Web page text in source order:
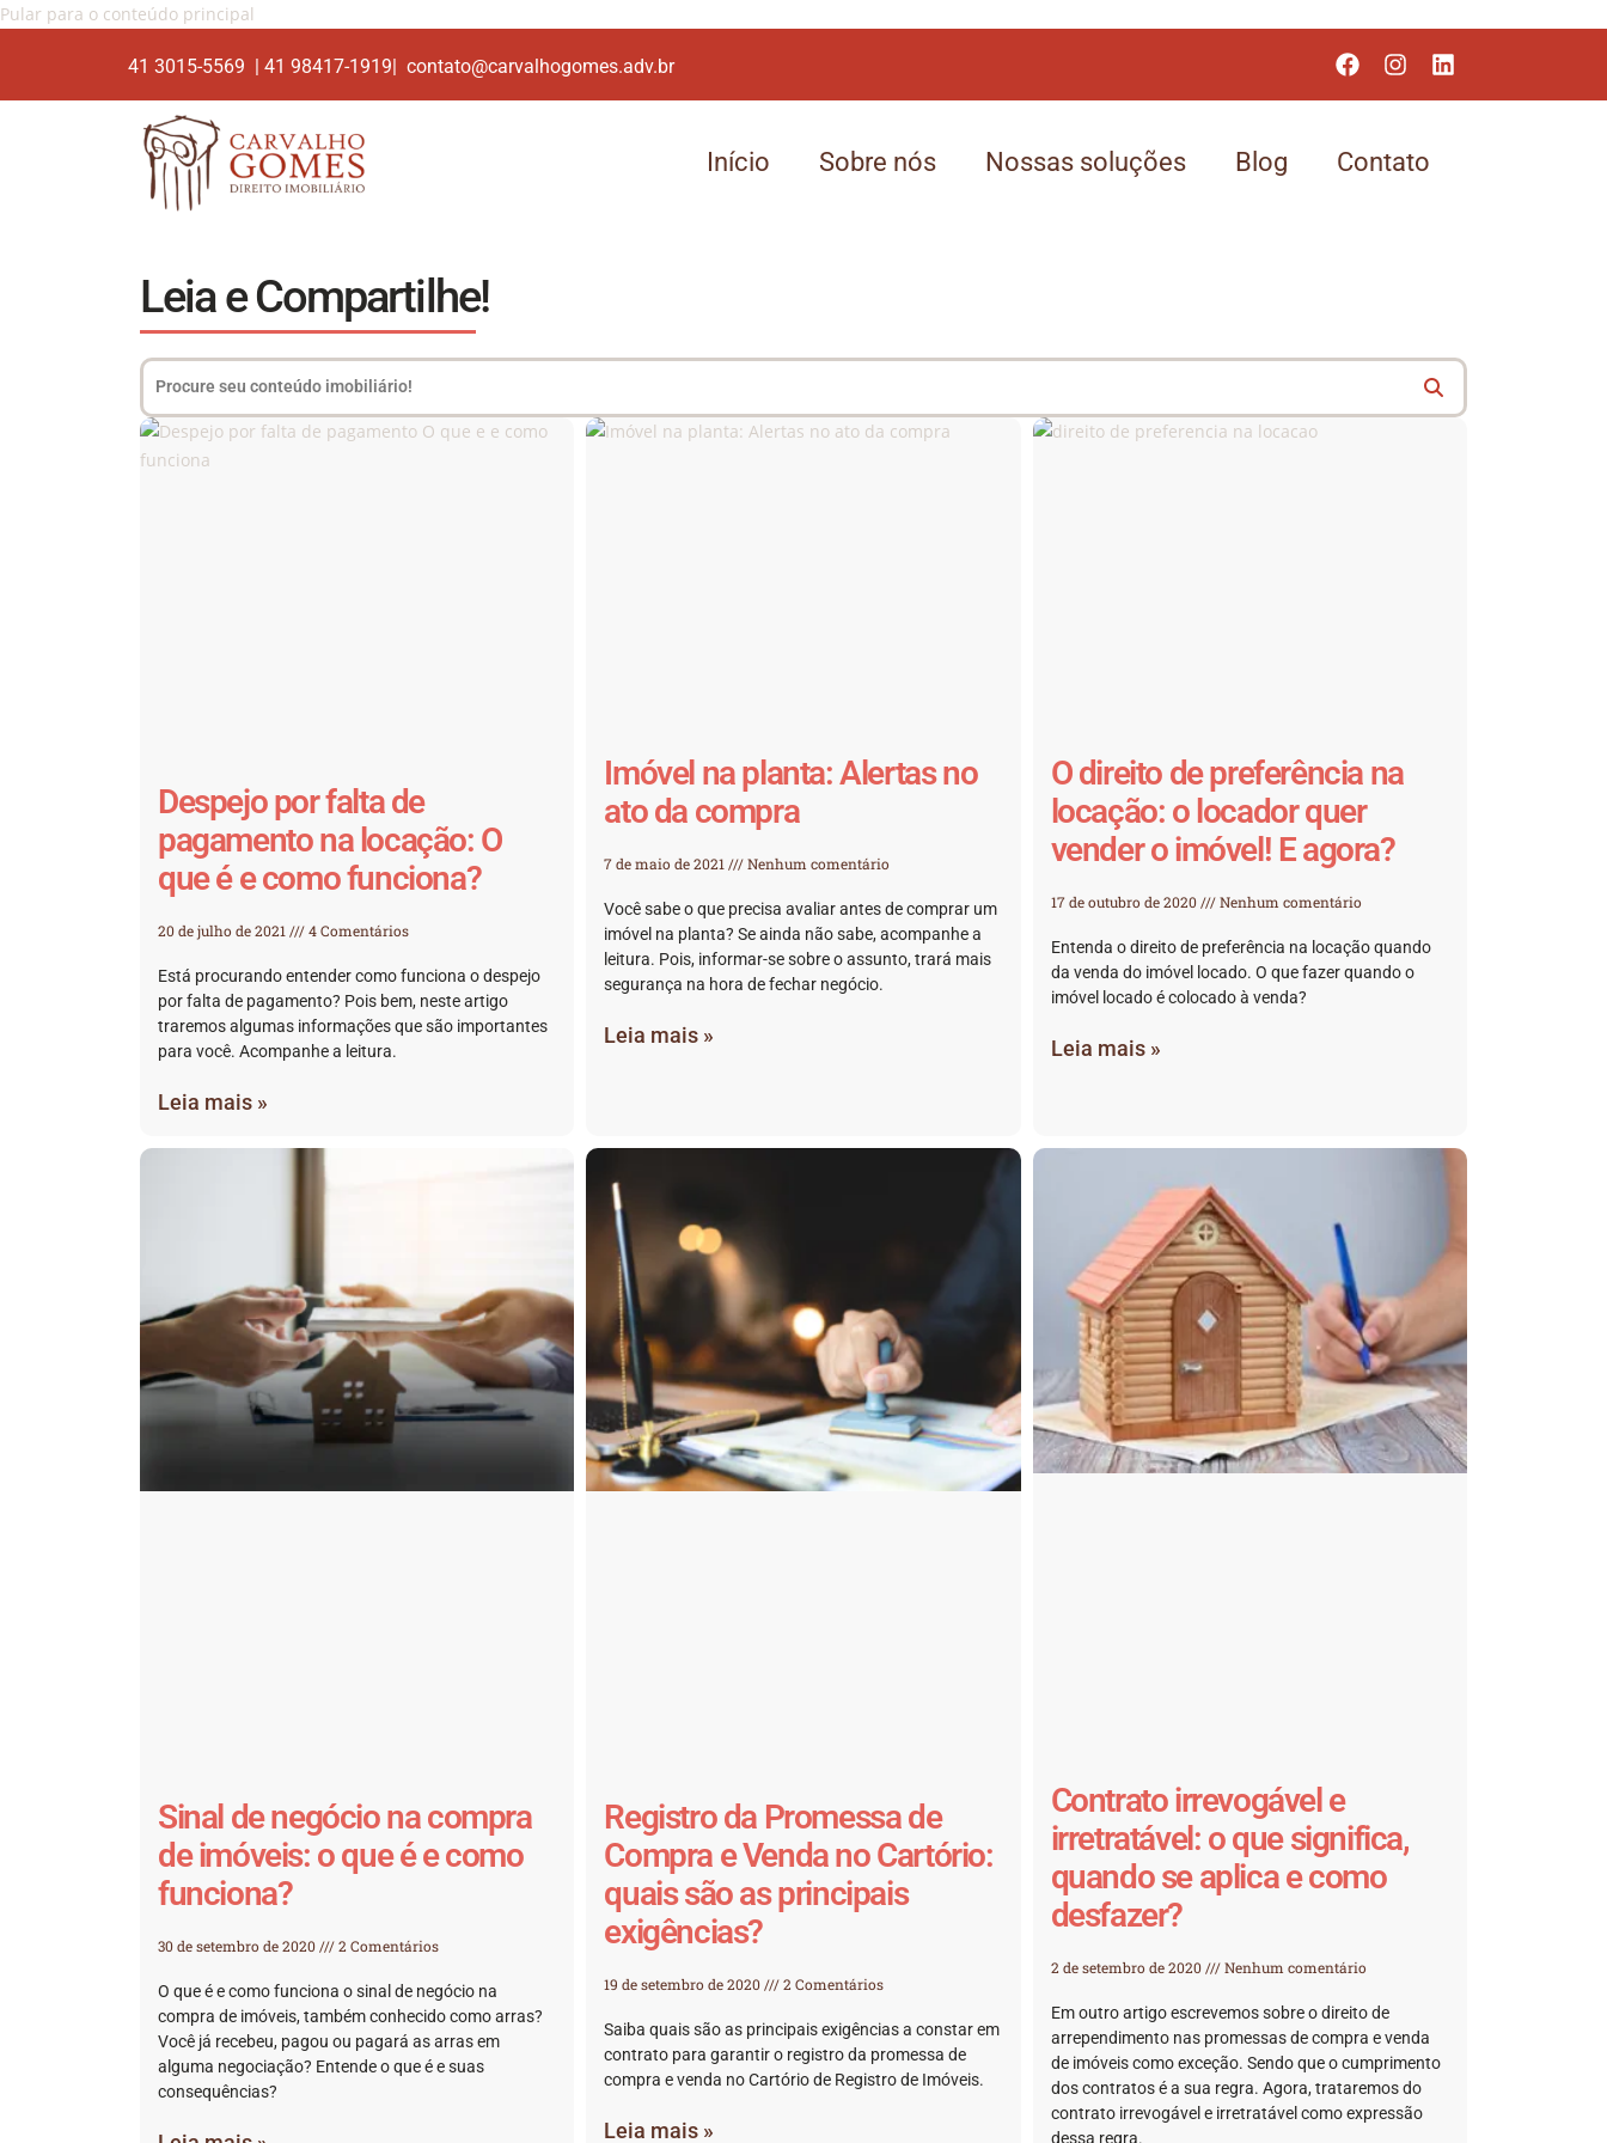
Pular para o conteúdo principal
41 3015-5569 | 41 98417-1919| contato@carvalhogomes.adv.br
Início Sobre nós Nossas soluções Blog Contato
Leia e Compartilhe!
Despejo por falta de
pagamento na locação: O
que é e como funciona?
20 de julho de 2021 4 Comentários
Está procurando entender como funciona o despejo
por falta de pagamento? Pois bem, neste artigo
traremos algumas informações que são importantes
para você. Acompanhe a leitura.
Leia mais »
Imóvel na planta: Alertas no
ato da compra
7 de maio de 2021 Nenhum comentário
Você sabe o que precisa avaliar antes de comprar um
imóvel na planta? Se ainda não sabe, acompanhe a
leitura. Pois, informar-se sobre o assunto, trará mais
segurança na hora de fechar negócio.
Leia mais »
O direito de preferência na
locação: o locador quer
vender o imóvel! E agora?
17 de outubro de 2020 Nenhum comentário
Entenda o direito de preferência na locação quando
da venda do imóvel locado. O que fazer quando o
imóvel locado é colocado à venda?
Leia mais »
Sinal de negócio na compra
de imóveis: o que é e como
funciona?
30 de setembro de 2020 2 Comentários
O que é e como funciona o sinal de negócio na
compra de imóveis, também conhecido como arras?
Você já recebeu, pagou ou pagará as arras em
alguma negociação? Entende o que é e suas
consequências?
Registro da Promessa de
Compra e Venda no Cartório:
quais são as principais
exigências?
19 de setembro de 2020 2 Comentários
Saiba quais são as principais exigências a constar em
contrato para garantir o registro da promessa de
compra e venda no Cartório de Registro de Imóveis.
Leia mais »
Contrato irrevogável e
irretratável: o que significa,
quando se aplica e como
desfazer?
2 de setembro de 2020 Nenhum comentário
Em outro artigo escrevemos sobre o direito de
arrependimento nas promessas de compra e venda
de imóveis como exceção. Sendo que o cumprimento
dos contratos é a sua regra. Agora, trataremos do
contrato irrevogável e irretratável como expressão
dessa regra.